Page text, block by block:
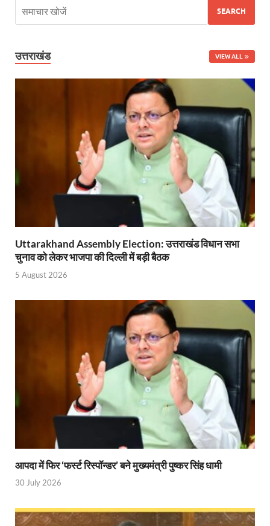
Uttar Pradesh News: ‘आभार प्रधानमंत्री जी, डबल
UP AI App: सीएम योगी के मिशन को साकार कर रहा
Aadhaar gets a face: भारतीय विशिष्ट पहचान
AI Start-Ups: प्रधानमंत्री ने भारतीय एआई स्टार्टअप्स
Hindi Salahkar Samiti: विधि एवं न्याय मंत्रालय विधायी
PANKHUDI Portal: पंखुड़ी पोर्टल का शुभारंभ,जानें क्या
Gram Panchayat Adhar: ग्राम पंचायतों में भी बनेगा
Uttarakhand Young Leaders Dialogue: विकसित
Demand for Review of FRK Policy: ऍफ़आरके नीति
Kalyan Singh Jayanti: अपने नाम को उत्तर प्रदेश के
Kashi Volleyball Mahakumbh: काशी में होगा
National Highway Project: मुख्यमंत्री राज्य की
Vande Bharat Sleeper Train: वंदे भारत स्लीपर ट्रेन
Khelo India Tribes Games: देश में पहली बार हो रहे
CM Yogi Review Meeting: राजस्व के सभी मामलों का
छत्तीसगढ़ को मिला खेलो इंडिया ट्राइबल गेम्स, 14 फरवरी
CM Pushkar Singh Dhami: मुख्यमंत्री ने ‘जन-जन की
SEARCH
उत्तराखंड VIEW ALL
Uttarakhand Assembly Election: उत्तराखंड विधान सभा
चुनाव को लेकर भाजपा की दिल्ली में बड़ी बैठक
5 August 2026
आपदा में फिर ‘फर्स्ट रिस्पॉन्डर’ बने मुख्यमंत्री पुष्कर सिंह धामी
30 July 2026